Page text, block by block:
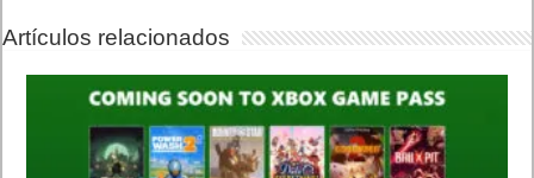
Artículos relacionados